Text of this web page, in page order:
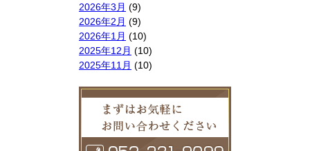
2026年3月 (9)
2026年2月 (9)
2026年1月 (10)
2025年12月 (10)
2025年11月 (10)
2025年8月(9)
2025年7月(10)
2025年6月(10)